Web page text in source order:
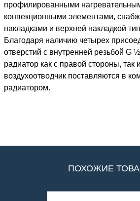
профилированными
конвекционными элементами,
накладками и верхней накладкой
Благодаря наличию четырех
отверстий с внутренней резьбой G
радиатор как с правой стороны, так
воздухоотводчик поставляются в
радиатором.
ПОХОЖИЕ